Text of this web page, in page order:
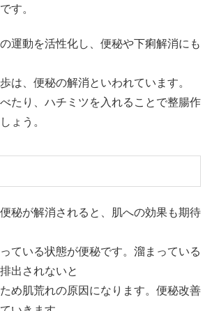
す。
運動を活性化し、便秘や下痢解消にも
は、便秘の解消といわれています。
たり、ハチミツを入れることで整腸作
ょう。
秘が解消されると、肌への効果も期待
ている状態が便秘です。溜まっている
出されないと
め肌荒れの原因になります。便秘改善